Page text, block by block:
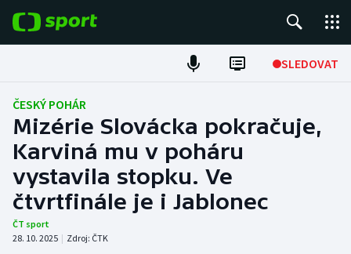
SLEDOVAT
Fotbal
Hokej
Tenis
Atletika
ČESKÝ POHÁR
Mizérie Slovácka pokračuje,
Karviná mu v poháru
vystavila stopku. Ve
čtvrtfinále je i Jablonec
ČT sport
28. 10. 2025 | Zdroj: ČTK